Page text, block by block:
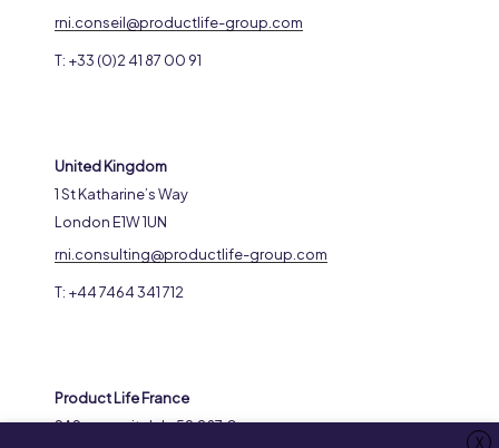
rni.conseil@productlife-group.com
T: +33 (0)2 41 87 00 91
United Kingdom
1 St Katharine’s Way
London E1W 1UN
rni.consulting@productlife-group.com
T: +44 7464 341 712
Product Life France
SAS au capital de 59.287 €
X